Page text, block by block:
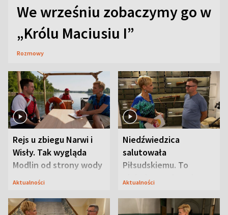
We wrześniu zobaczymy go w
„Królu Maciusiu I”
Rozmowy
Rejs u zbiegu Narwi i
Wisły. Tak wygląda
Modlin od strony wody
Aktualności
Niedźwiedzica
salutowała
Piłsudskiemu. To
niejedyna tajemnica
Aktualności